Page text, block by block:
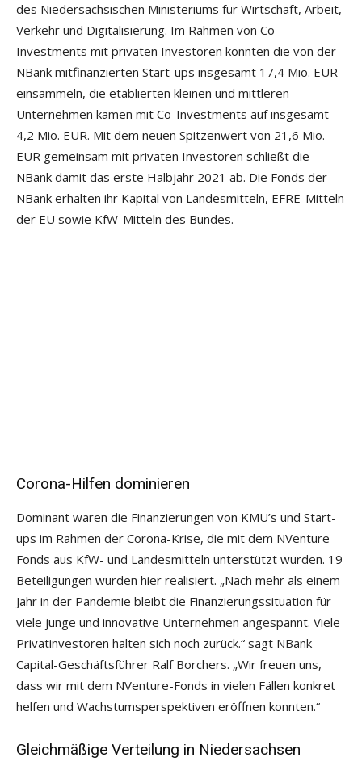
des Niedersächsischen Ministeriums für Wirtschaft, Arbeit,
Verkehr und Digitalisierung. Im Rahmen von Co-
Investments mit privaten Investoren konnten die von der
NBank mitfinanzierten Start-ups insgesamt 17,4 Mio. EUR
einsammeln, die etablierten kleinen und mittleren
Unternehmen kamen mit Co-Investments auf insgesamt
4,2 Mio. EUR. Mit dem neuen Spitzenwert von 21,6 Mio.
EUR gemeinsam mit privaten Investoren schließt die
NBank damit das erste Halbjahr 2021 ab. Die Fonds der
NBank erhalten ihr Kapital von Landesmitteln, EFRE-Mitteln
der EU sowie KfW-Mitteln des Bundes.
Corona-Hilfen dominieren
Dominant waren die Finanzierungen von KMU’s und Start-
ups im Rahmen der Corona-Krise, die mit dem NVenture
Fonds aus KfW- und Landesmitteln unterstützt wurden. 19
Beteiligungen wurden hier realisiert. „Nach mehr als einem
Jahr in der Pandemie bleibt die Finanzierungssituation für
viele junge und innovative Unternehmen angespannt. Viele
Privatinvestoren halten sich noch zurück.“ sagt NBank
Capital-Geschäftsführer Ralf Borchers. „Wir freuen uns,
dass wir mit dem NVenture-Fonds in vielen Fällen konkret
helfen und Wachstumsperspektiven eröffnen konnten.“
Gleichmäßige Verteilung in Niedersachsen